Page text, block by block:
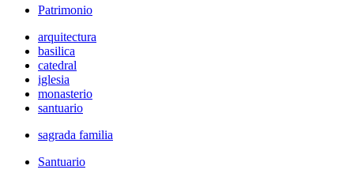
Patrimonio
arquitectura
basilica
catedral
iglesia
monasterio
santuario
sagrada familia
Santuario